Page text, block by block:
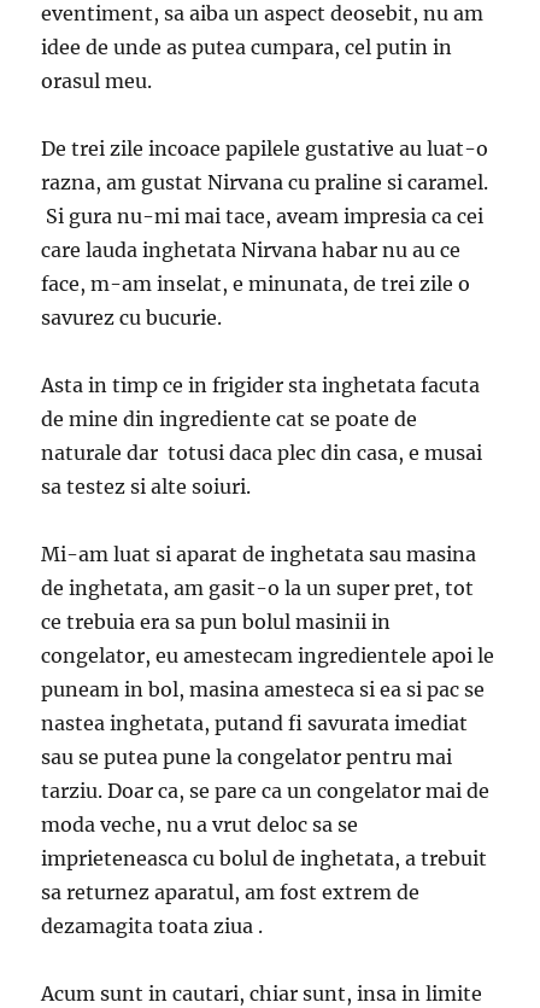
eventiment, sa aiba un aspect deosebit, nu am
idee de unde as putea cumpara, cel putin in
orasul meu.
De trei zile incoace papilele gustative au luat-o
razna, am gustat Nirvana cu praline si caramel.
Si gura nu-mi mai tace, aveam impresia ca cei
care lauda inghetata Nirvana habar nu au ce
face, m-am inselat, e minunata, de trei zile o
savurez cu bucurie.
Asta in timp ce in frigider sta inghetata facuta
de mine din ingrediente cat se poate de
naturale dar totusi daca plec din casa, e musai
sa testez si alte soiuri.
Mi-am luat si aparat de inghetata sau masina
de inghetata, am gasit-o la un super pret, tot
ce trebuia era sa pun bolul masinii in
congelator, eu amestecam ingredientele apoi le
puneam in bol, masina amesteca si ea si pac se
nastea inghetata, putand fi savurata imediat
sau se putea pune la congelator pentru mai
tarziu. Doar ca, se pare ca un congelator mai de
moda veche, nu a vrut deloc sa se
imprieteneasca cu bolul de inghetata, a trebuit
sa returnez aparatul, am fost extrem de
dezamagita toata ziua .
Acum sunt in cautari, chiar sunt, insa in limite